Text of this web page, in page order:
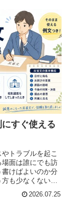
すぐ使える
トラブルを起こ
面は誰にでも訪
けばよいのか分
も少なくないで
2026.07.25